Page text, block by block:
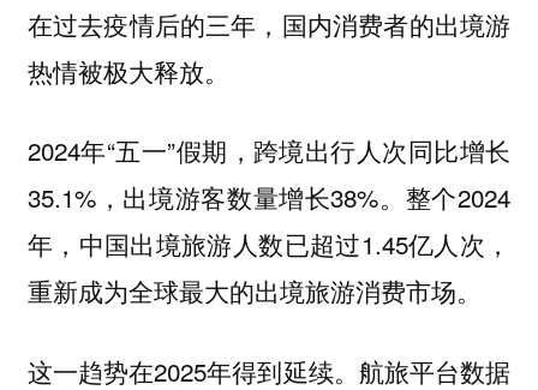
在过去疫情后的三年，国内消费者的出境游
热情被极大释放。
2024年“五一”假期，跨境出行人次同比增长
35.1%，出境游客数量增长38%。整个2024
年，中国出境旅游人数已超过1.45亿人次，
重新成为全球最大的出境旅游消费市场。
这一趋势在2025年得到延续。航旅平台数据